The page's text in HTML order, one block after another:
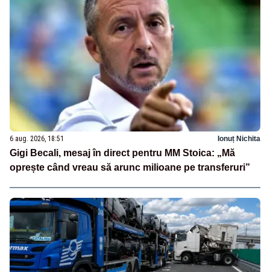
6 aug. 2026, 18:51 Ionuț Nichita
Gigi Becali, mesaj în direct pentru MM Stoica: „Mă
oprește când vreau să arunc milioane pe transferuri”